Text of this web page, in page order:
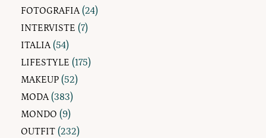
FOTOGRAFIA(24)
INTERVISTE (7)
ITALIA(54)
LIFESTYLE (175)
MAKEUP (52)
MODA(383)
MONDO (9)
OUTFIT (232)